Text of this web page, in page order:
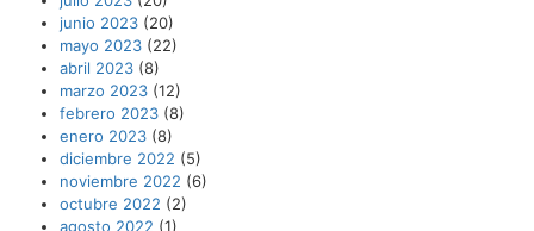
junio 2023 (20)
mayo 2023 (22)
abril 2023 (8)
marzo 2023 (12)
febrero 2023 (8)
enero 2023 (8)
diciembre 2022 (5)
noviembre 2022 (6)
octubre 2022 (2)
agosto 2022 (1)